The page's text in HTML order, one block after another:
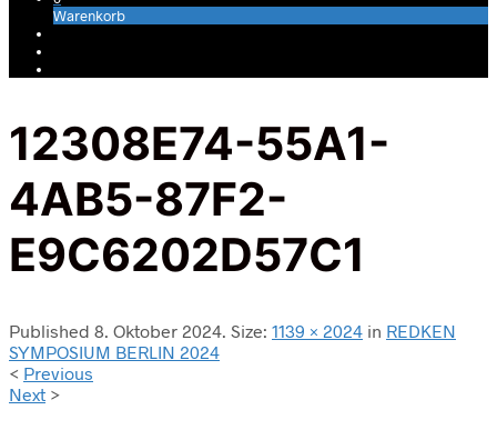
Warenkorb
12308E74-55A1-
4AB5-87F2-
E9C6202D57C1
Published 8. Oktober 2024. Size: 1139 × 2024 in REDKEN
SYMPOSIUM BERLIN 2024
< Previous
Next >